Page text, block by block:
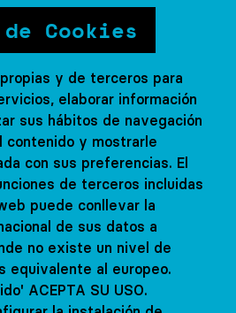
Cookies
y de terceros para
elaborar información
sus hábitos de navegación
contenido y mostrarle
con sus preferencias. El
de terceros incluidas
puede conllevar la
de sus datos a
no existe un nivel de
equivalente al europeo.
ACEPTA SU USO.